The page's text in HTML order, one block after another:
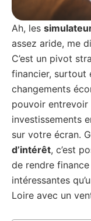
Ah, les
assez aride, me
C’est un pivot
financier, surtout
changements
pouvoir entrevoir
investissements
sur votre écran.
d’intérêt, c’est
de rendre
intéressantes
Loire avec un